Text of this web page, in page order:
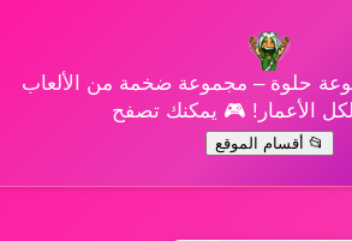
حلوة – مجموعة ضخمة من الألعاب
لكل الأعمار! 🎮 يمكنك تصفح
📂 أقسام الموقع